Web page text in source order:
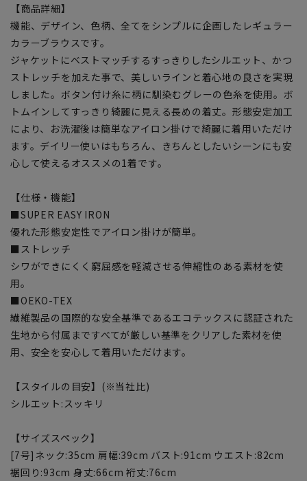
【商品詳細】
機能、デザイン、色柄、全てをシンプルに企画したレギュラー
カラーブラウスです。
ジャケットにベストマッチするすっきりしたシルエット、かつ
ストレッチを加えた事で、美しいラインと着心地の良さを実現
しました。ボタン付け糸に柄に馴染むグレーの色糸を使用。ボ
トムインしてすっきり綺麗に見える長めの着丈。形態安定加工
により、お洗濯後は簡単なアイロン掛けで綺麗に着用いただけ
ます。デイリー使いはもちろん、きちんとしたいシーンにも安
心して使えるオススメの1着です。
【仕様・機能】
■SUPER EASY IRON
優れた形態安定性でアイロン掛けが簡単。
■ストレッチ
シワができにくく窮屈感を軽減させる伸縮性のある素材を使
用。
■OEKO-TEX
繊維製品の国際的な安全基準であるエコテックスに認証された
生地から付属まですべてが厳しい基準をクリアした素材を使
用、安全を安心して着用いただけます。
【スタイルの目安】(※当社比)
シルエット:スッキリ
【サイズスペック】
[7号]ネック:35cm 肩幅:39cm バスト:91cm ウエスト:82cm
裾回り:93cm 身丈:66cm 裄丈:76cm